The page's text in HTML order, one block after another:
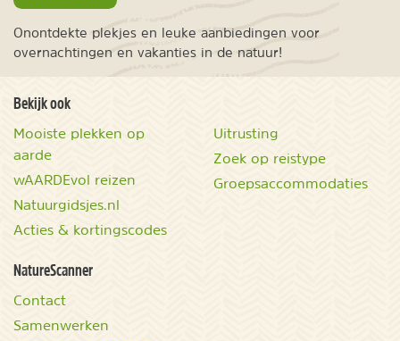
Onontdekte plekjes en leuke aanbiedingen voor
overnachtingen en vakanties in de natuur!
Bekijk ook
Mooiste plekken op
aarde
wAARDEvol reizen
Natuurgidsjes.nl
Acties & kortingscodes
Uitrusting
Zoek op reistype
Groepsaccommodaties
NatureScanner
Contact
Samenwerken